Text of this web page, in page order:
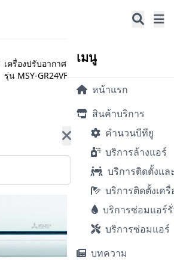
เมนู
หน้าแรก
สินค้าบริการ
คำนวนบีทียู
บริการล้างแอร์
บริการติดตั้งแล
บริการติดตั้งเค
บริการซ่อมแอร์
บริการซ่อมแอร์
บทความ
เครื่องปรับอากาศ (22519 BTU, Inverter)
รุ่น MSY-GR24VF + ท่อ